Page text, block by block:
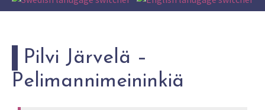
Pilvi Järvelä –
Pelimannimeininkiä